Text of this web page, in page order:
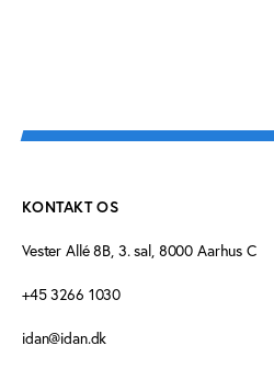
KONTAKT OS
Vester Allé 8B, 3. sal, 8000 Aarhus C
+45 3266 1030
idan@idan.dk